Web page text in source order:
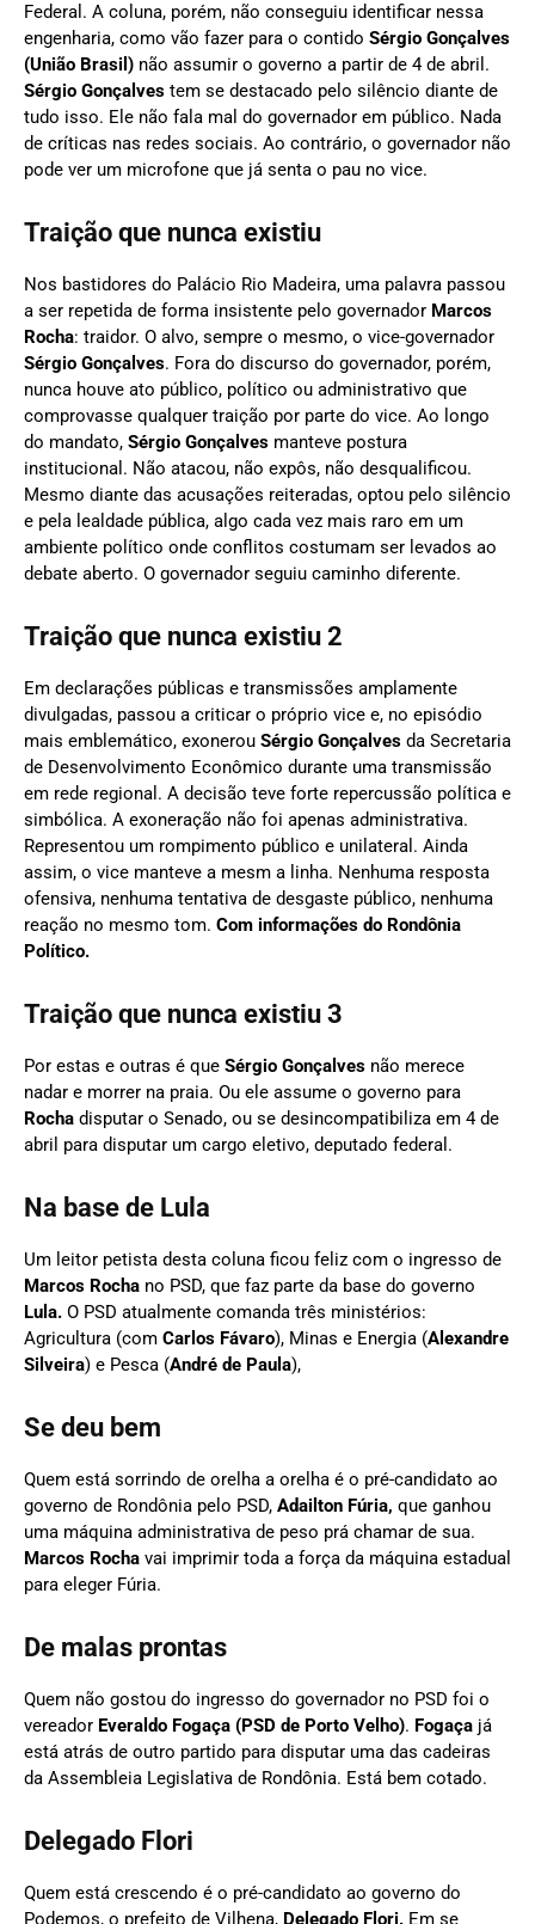
Federal. A coluna, porém, não conseguiu identificar nessa
engenharia, como vão fazer para o contido Sérgio Gonçalves
(União Brasil) não assumir o governo a partir de 4 de abril.
Sérgio Gonçalves tem se destacado pelo silêncio diante de
tudo isso. Ele não fala mal do governador em público. Nada
de críticas nas redes sociais. Ao contrário, o governador não
pode ver um microfone que já senta o pau no vice.
Traição que nunca existiu
Nos bastidores do Palácio Rio Madeira, uma palavra passou
a ser repetida de forma insistente pelo governador Marcos
Rocha: traidor. O alvo, sempre o mesmo, o vice-governador
Sérgio Gonçalves. Fora do discurso do governador, porém,
nunca houve ato público, político ou administrativo que
comprovasse qualquer traição por parte do vice. Ao longo
do mandato, Sérgio Gonçalves manteve postura
institucional. Não atacou, não expôs, não desqualificou.
Mesmo diante das acusações reiteradas, optou pelo silêncio
e pela lealdade pública, algo cada vez mais raro em um
ambiente político onde conflitos costumam ser levados ao
debate aberto. O governador seguiu caminho diferente.
Traição que nunca existiu 2
Em declarações públicas e transmissões amplamente
divulgadas, passou a criticar o próprio vice e, no episódio
mais emblemático, exonerou Sérgio Gonçalves da Secretaria
de Desenvolvimento Econômico durante uma transmissão
em rede regional. A decisão teve forte repercussão política e
simbólica. A exoneração não foi apenas administrativa.
Representou um rompimento público e unilateral. Ainda
assim, o vice manteve a mesm a linha. Nenhuma resposta
ofensiva, nenhuma tentativa de desgaste público, nenhuma
reação no mesmo tom. Com informações do Rondônia
Político.
Traição que nunca existiu 3
Por estas e outras é que Sérgio Gonçalves não merece
nadar e morrer na praia. Ou ele assume o governo para
Rocha disputar o Senado, ou se desincompatibiliza em 4 de
abril para disputar um cargo eletivo, deputado federal.
Na base de Lula
Um leitor petista desta coluna ficou feliz com o ingresso de
Marcos Rocha no PSD, que faz parte da base do governo
Lula. O PSD atualmente comanda três ministérios:
Agricultura (com Carlos Fávaro), Minas e Energia (Alexandre
Silveira) e Pesca (André de Paula),
Se deu bem
Quem está sorrindo de orelha a orelha é o pré-candidato ao
governo de Rondônia pelo PSD, Adailton Fúria, que ganhou
uma máquina administrativa de peso prá chamar de sua.
Marcos Rocha vai imprimir toda a força da máquina estadual
para eleger Fúria.
De malas prontas
Quem não gostou do ingresso do governador no PSD foi o
vereador Everaldo Fogaça (PSD de Porto Velho). Fogaça já
está atrás de outro partido para disputar uma das cadeiras
da Assembleia Legislativa de Rondônia. Está bem cotado.
Delegado Flori
Quem está crescendo é o pré-candidato ao governo do
Podemos, o prefeito de Vilhena, Delegado Flori. Em se